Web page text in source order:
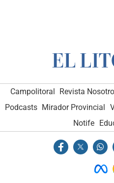
Campolitoral Revista
Podcasts Mirador Provincial
Notife